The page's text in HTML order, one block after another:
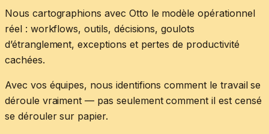
Nous cartographions avec Otto le modèle opérationnel
réel : workflows, outils, décisions, goulots
d’étranglement, exceptions et pertes de productivité
cachées.
Avec vos équipes, nous identifions comment le travail se
déroule vraiment — pas seulement comment il est censé
se dérouler sur papier.